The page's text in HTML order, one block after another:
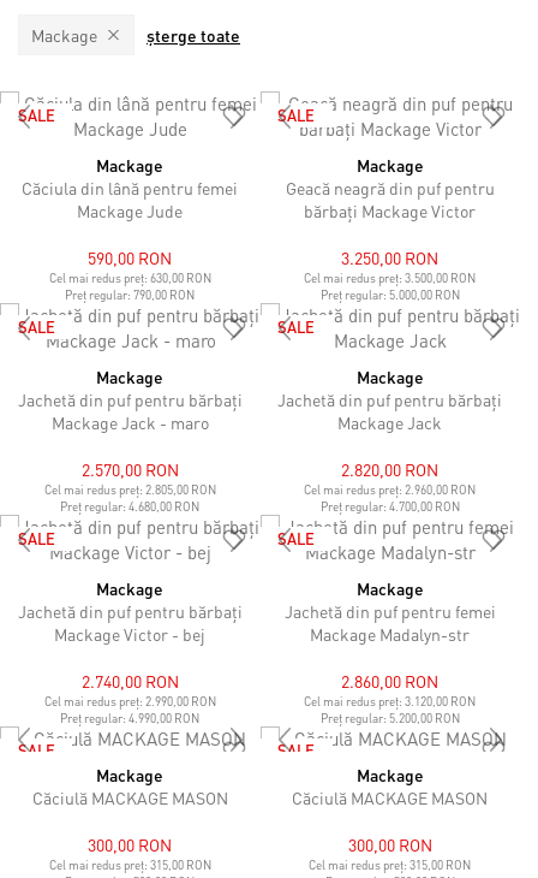
Mackage șterge toate
SALE
Mackage
Căciula din lână pentru femei
Mackage Jude
590,00 RON
Cel mai redus preț: 630,00 RON
Preț regular:790,00 RON
SALE
Mackage
Geacă neagră din puf pentru
bărbați Mackage Victor
3.250,00 RON
Cel mai redus preț:3.500,00 RON
Preț regular: 5.000,00 RON
SALE
Mackage
Jachetă din puf pentru bărbați
Mackage Jack - maro
2.570,00 RON
Cel mai redus preț: 2.805,00 RON
Preț regular:4.680,00 RON
SALE
Mackage
Jachetă din puf pentru bărbați
Mackage Jack
2.820,00 RON
Cel mai redus preț:2.960,00 RON
Preț regular: 4.700,00 RON
SALE
Mackage
Jachetă din puf pentru bărbați
Mackage Victor - bej
2.740,00 RON
Cel mai redus preț: 2.990,00 RON
Preț regular:4.990,00 RON
SALE
Mackage
Jachetă din puf pentru femei
Mackage Madalyn-str
2.860,00 RON
Cel mai redus preț:3.120,00 RON
Preț regular: 5.200,00 RON
SALE
Mackage
Căciulă MACKAGE MASON
300,00 RON
Cel mai redus preț: 315,00 RON
SALE
Mackage
Căciulă MACKAGE MASON
300,00 RON
Cel mai redus preț:315,00 RON